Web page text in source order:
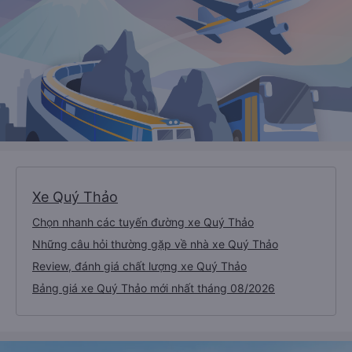
Xe Quý Thảo
Chọn nhanh các tuyến đường xe Quý Thảo
Những câu hỏi thường gặp về nhà xe Quý Thảo
Review, đánh giá chất lượng xe Quý Thảo
Bảng giá xe Quý Thảo mới nhất tháng 08/2026